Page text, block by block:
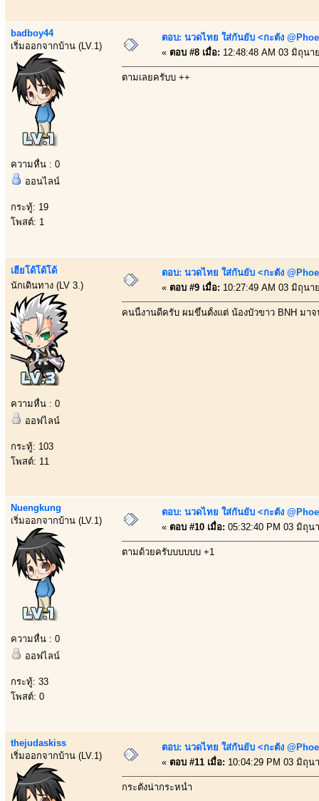
badboy44
เริ่มออกจากบ้าน (LV.1)
ความหื่น : 0
ออนไลน์
กระทู้: 19
โพสต์: 1
ตอบ: นวดไทย ใส่กันยับ <กะตัง
« ตอบ #8 เมื่อ: 12:48:48 AM 03 มิถุนา
ตามเลยครับบ ++
เฮียโด้โด้โด้
นักเดินทาง (LV 3.)
ความหื่น : 0
ออฟไลน์
กระทู้: 103
โพสต์: 11
ตอบ: นวดไทย ใส่กันยับ <กะตัง
« ตอบ #9 เมื่อ: 10:27:49 AM 03 มิถุนา
คนนี้งานดีครับ ผมขึ้นตั้งแต่ น้องบัวขาว BNH มา
Nuengkung
เริ่มออกจากบ้าน (LV.1)
ความหื่น : 0
ออฟไลน์
กระทู้: 33
โพสต์: 0
ตอบ: นวดไทย ใส่กันยับ <กะตัง
« ตอบ #10 เมื่อ: 05:32:40 PM 03 มิถุน
ตามด้วยครับบบบบบ +1
thejudaskiss
เริ่มออกจากบ้าน (LV.1)
ตอบ: นวดไทย ใส่กันยับ <กะตัง
« ตอบ #11 เมื่อ: 10:04:29 PM 03 มิถุน
กระตังน่ากระหน่ำ